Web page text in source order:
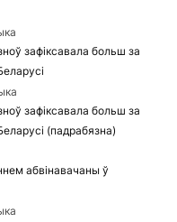
зафіксавала больш за
зафіксавала больш за
(падрабязна)
абвінавачаны ў